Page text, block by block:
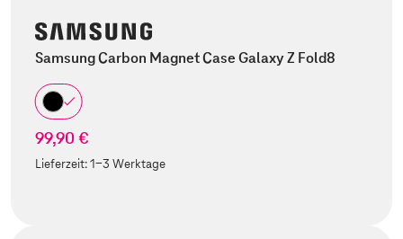
Samsung Carbon Magnet Case Galaxy Z Fold8
99,90 €
Lieferzeit:1-3 Werktage